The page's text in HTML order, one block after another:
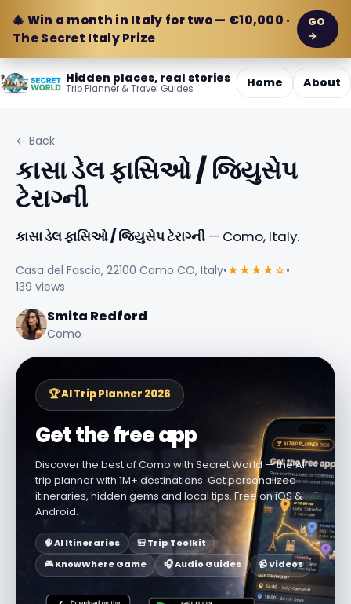
🎄 Win a month in Italy for two — €10,000 ·
The Secret Italy Prize
GO
→
Hidden places, real stories
Trip Planner & Travel Guides Home About
← Back
કાસા ડેલ ફાસિઓ / જિયુસેપ
ટેરાગ્ની
કાસા ડેલ ફાસિઓ / જિયુસેપ ટેરાગ્ની — Como, Italy.
Casa del Fascio, 22100 Como CO, Italy•★★★★☆•
139 views
Smita Redford
Como
🏆 AI Trip Planner 2026
Get the free app
Discover the best of Como with Secret World — the AI
trip planner with 1M+ destinations. Get personalized
itineraries, hidden gems and local tips. Free on iOS &
Android.
🧠 AI Itineraries
🎒 Trip Toolkit
🎮 KnowWhere Game
🎧 Audio Guides 📹 Videos